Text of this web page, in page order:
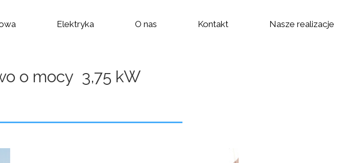
Elektryka O nas Kontakt Nasze realizacje
o mocy 3,75 kW